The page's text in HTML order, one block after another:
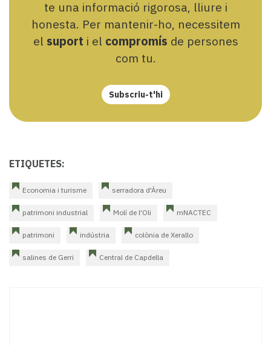
te una informació rigorosa, lliure i
honesta. Per mantenir-ho, necessitem
el suport i el compromís de persones
com tu.
Subscriu-t'hi
ETIQUETES:
Economia i turisme serradora d'Àreu
patrimoni industrial Molí de l'Oli mNACTEC
patrimoni indústria colònia de Xerallo
salines de Gerri Central de Capdella